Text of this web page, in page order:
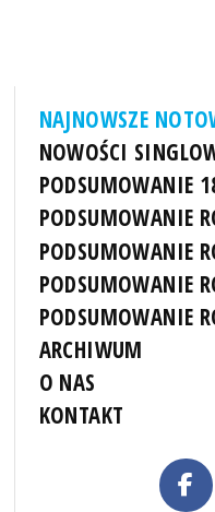
NAJNOWSZE
NOWOŚCI
PODSUMOWANIE
PODSUMOWANIE
PODSUMOWANIE
PODSUMOWANIE
PODSUMOWANIE
ARCHIWUM
O NAS
KONTAKT